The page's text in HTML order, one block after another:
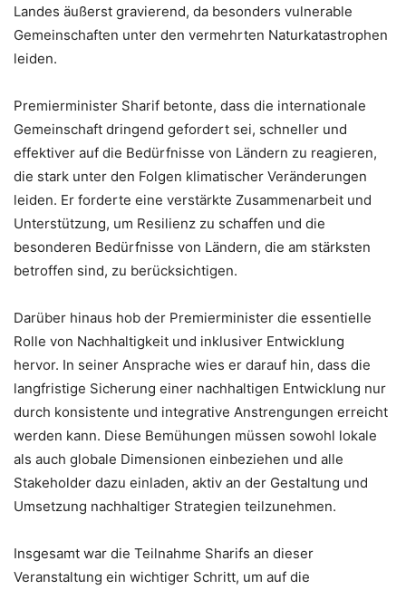
Landes äußerst gravierend, da besonders vulnerable
Gemeinschaften unter den vermehrten Naturkatastrophen
leiden.
Premierminister Sharif betonte, dass die internationale
Gemeinschaft dringend gefordert sei, schneller und
effektiver auf die Bedürfnisse von Ländern zu reagieren,
die stark unter den Folgen klimatischer Veränderungen
leiden. Er forderte eine verstärkte Zusammenarbeit und
Unterstützung, um Resilienz zu schaffen und die
besonderen Bedürfnisse von Ländern, die am stärksten
betroffen sind, zu berücksichtigen.
Darüber hinaus hob der Premierminister die essentielle
Rolle von Nachhaltigkeit und inklusiver Entwicklung
hervor. In seiner Ansprache wies er darauf hin, dass die
langfristige Sicherung einer nachhaltigen Entwicklung nur
durch konsistente und integrative Anstrengungen erreicht
werden kann. Diese Bemühungen müssen sowohl lokale
als auch globale Dimensionen einbeziehen und alle
Stakeholder dazu einladen, aktiv an der Gestaltung und
Umsetzung nachhaltiger Strategien teilzunehmen.
Insgesamt war die Teilnahme Sharifs an dieser
Veranstaltung ein wichtiger Schritt, um auf die